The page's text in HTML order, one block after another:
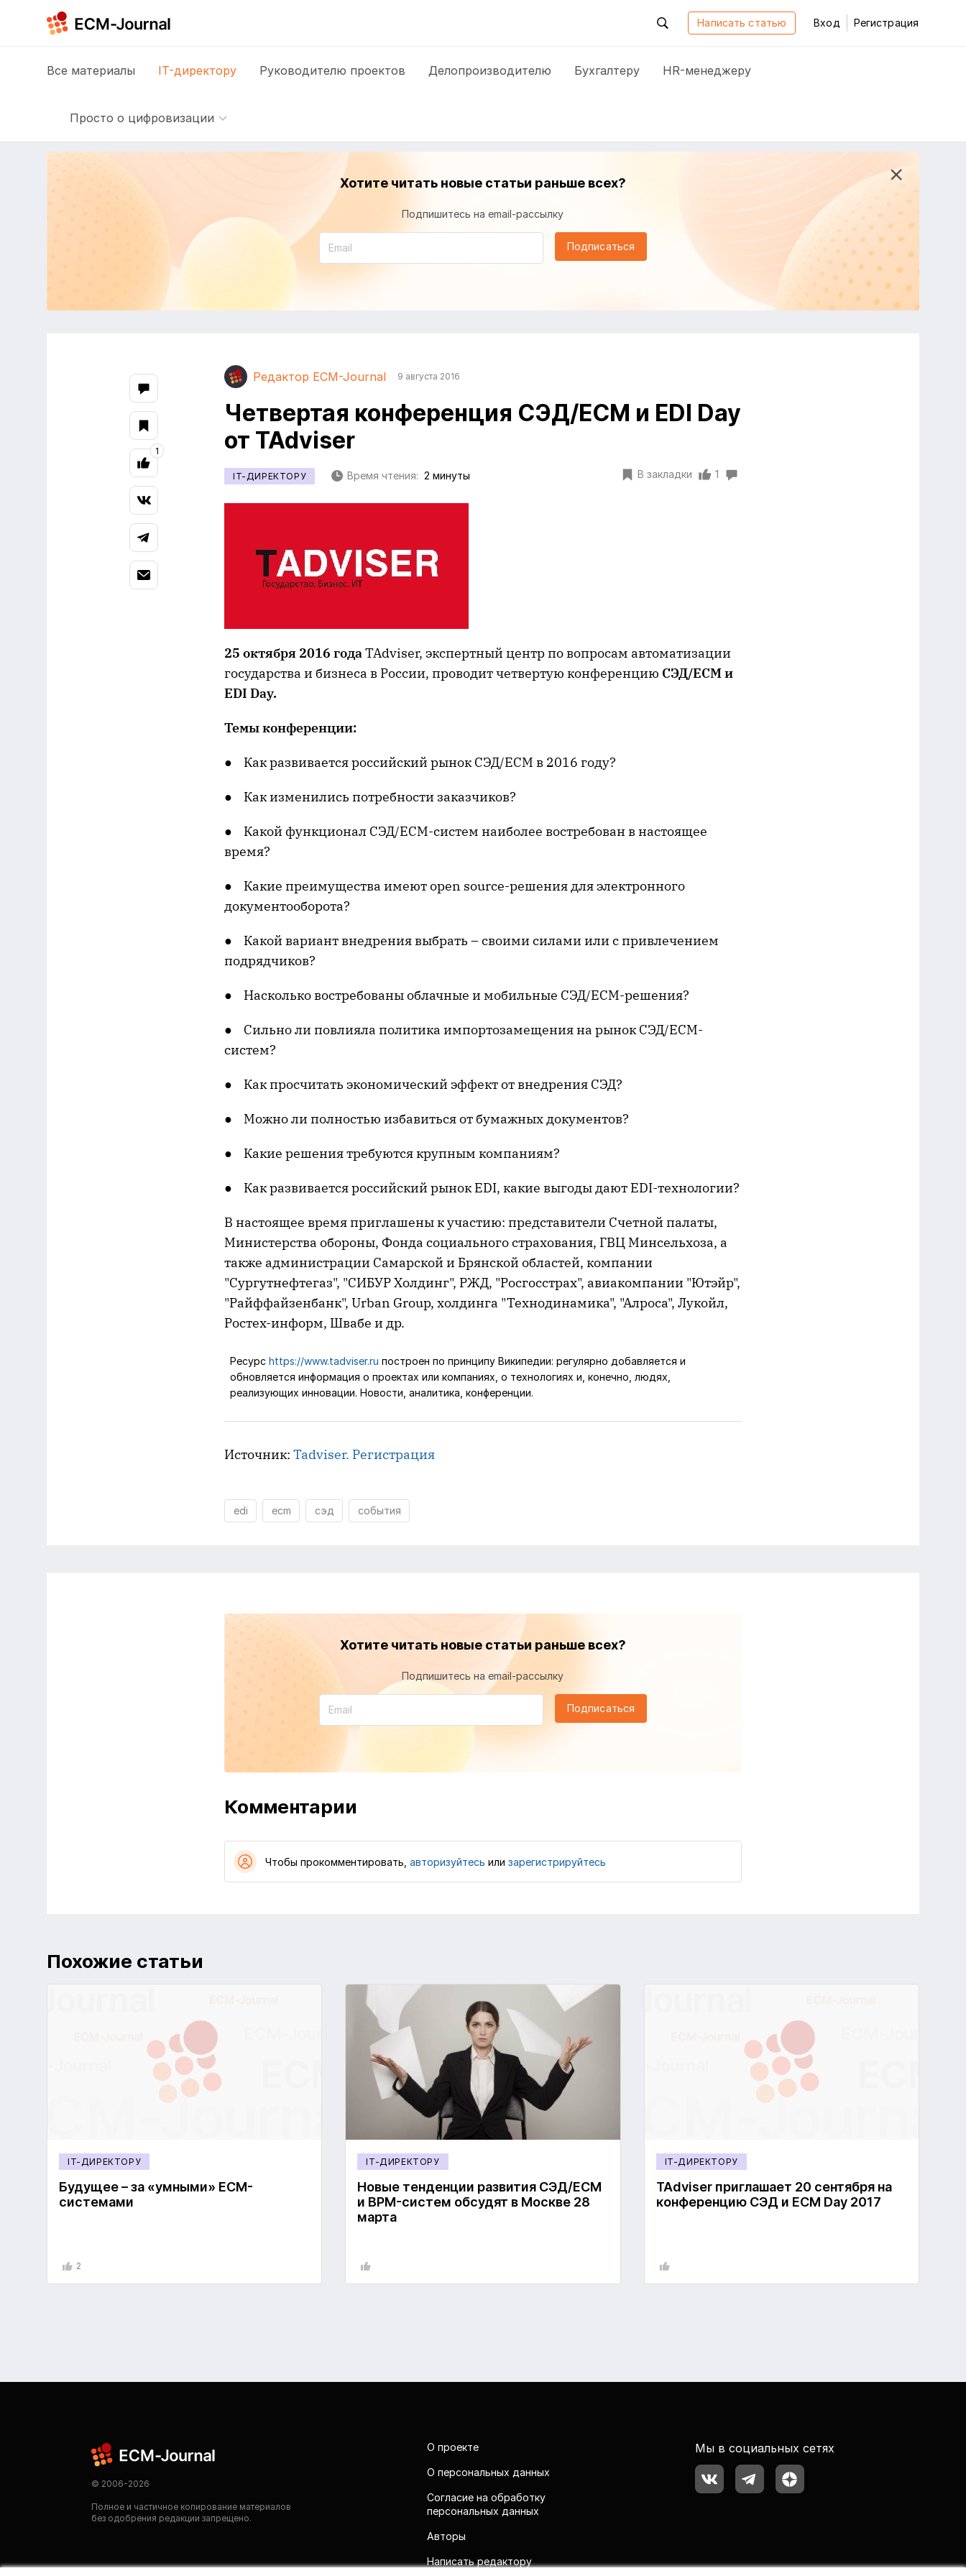
Написать статью Вход Регистрация
Все материалы IT-директору Руководителю проектов Делопроизводителю Бухгалтеру HR-менеджеру
Просто о цифровизации
Хотите читать новые статьи раньше всех?
Подпишитесь на email-рассылку
Подписаться
Редактор ECM-Journal 9 августа 2016
Четвертая конференция СЭД/ECM и EDI Day
от TAdviser
IT-ДИРЕКТОРУ Время чтения: 2 минуты В закладки 1
25 октября 2016 годаTAdviser, экспертный центр по вопросам автоматизации
государства и бизнеса в России, проводит четвертую конференцию СЭД/ECM и
EDI Day.
Темы конференции:
● Как развивается российский рынок СЭД/ECM в 2016 году?
● Как изменились потребности заказчиков?
● Какой функционал СЭД/ECM-систем наиболее востребован в настоящее
время?
● Какие преимущества имеют open source-решения для электронного
документооборота?
● Какой вариант внедрения выбрать – своими силами или с привлечением
подрядчиков?
● Насколько востребованы облачные и мобильные СЭД/ECM-решения?
● Сильно ли повлияла политика импортозамещения на рынок СЭД/ECM-
систем?
● Как просчитать экономический эффект от внедрения СЭД?
● Можно ли полностью избавиться от бумажных документов?
● Какие решения требуются крупным компаниям?
● Как развивается российский рынок EDI, какие выгоды дают EDI-технологии?
В настоящее время приглашены к участию: представители Счетной палаты,
Министерства обороны, Фонда социального страхования, ГВЦ Минсельхоза, а
также администрации Самарской и Брянской областей, компании
"Сургутнефтегаз", "СИБУР Холдинг", РЖД, "Росгосстрах", авиакомпании "Ютэйр",
"Райффайзенбанк", Urban Group, холдинга "Технодинамика", "Алроса", Лукойл,
Ростех-информ, Швабе и др.
Ресурс https://www.tadviser.ru построен по принципу Википедии: регулярно добавляется и
обновляется информация о проектах или компаниях, о технологиях и, конечно, людях,
реализующих инновации. Новости, аналитика, конференции.
Источник: Tadviser. Регистрация
edi ecm сэд события
1
Хотите читать новые статьи раньше всех?
Подпишитесь на email-рассылку
Подписаться
Комментарии
Чтобы прокомментировать, авторизуйтесь или зарегистрируйтесь
Похожие статьи
IT-ДИРЕКТОРУ
Будущее – за «умными» ECM-
системами
2
IT-ДИРЕКТОРУ
Новые тенденции развития СЭД/ECM
и BPM-систем обсудят в Москве 28
марта
IT-ДИРЕКТОРУ
TAdviser приглашает 20 сентября на
конференцию СЭД и ECM Day 2017
© 2006-2026
Полное и частичное копирование материалов
без одобрения редакции запрещено.
О проекте
О персональных данных
Согласие на обработку
персональных данных
Авторы
Написать редактору
Мы в социальных сетях